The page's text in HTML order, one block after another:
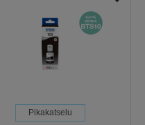
Pikakatselu